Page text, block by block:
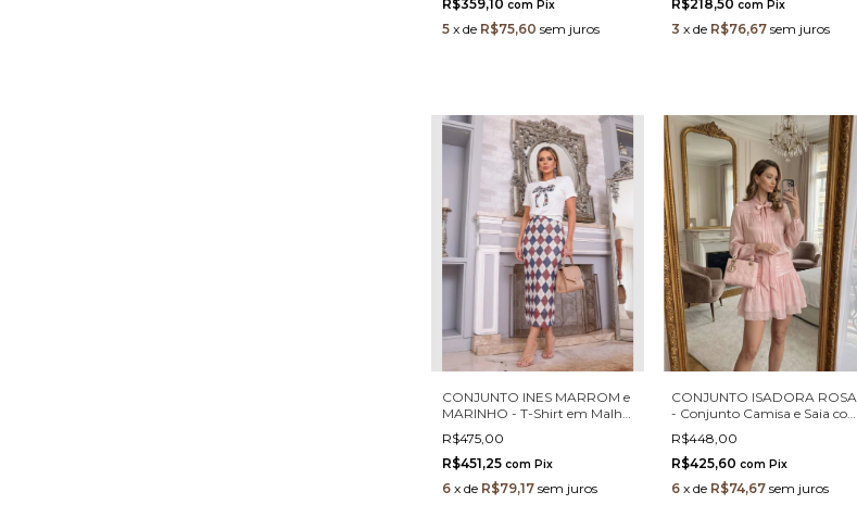
R$359,10 com Pix
5 x de R$75,60 sem juros
R$218,50com Pix
3 xde R$76,67 sem juros
CONJUNTO INES MARROM e
MARINHO - T-Shirt em Malha
com Elastano e Saia Midi em
Tule Estampa Argyle
R$475,00
R$451,25 com Pix
6 x de R$79,17 sem juros
CONJUNTO ISADORA ROSA
- Conjunto Camisa e Saia com
Acabamento Acetinado Rosa
R$448,00
R$425,60com Pix
6 xde R$74,67 sem juros